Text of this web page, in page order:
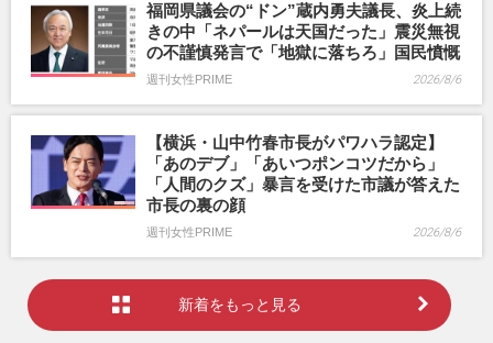
福岡県議会の“ドン”蔵内勇夫議長、炎上続
きの中「ネパールは天国だった」震災無視
の不謹慎発言で「地獄に落ちろ」国民憤慨
週刊女性PRIME 2026/8/6
【横浜・山中竹春市長がパワハラ認定】
「あのデブ」「あいつポンコツだから」
「人間のクズ」暴言を受けた市議が答えた
市長の裏の顔
週刊女性PRIME 2026/8/6
新着をもっと見る